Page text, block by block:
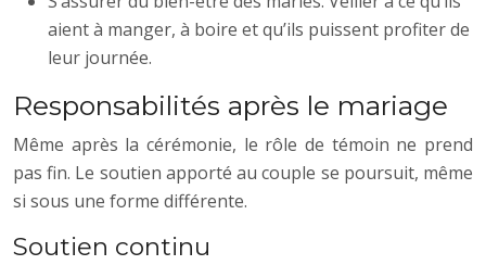
aient à manger, à boire et qu’ils puissent profiter de
leur journée.
Responsabilités après le mariage
Même après la cérémonie, le rôle de témoin ne prend
pas fin. Le soutien apporté au couple se poursuit, même
si sous une forme différente.
Soutien continu